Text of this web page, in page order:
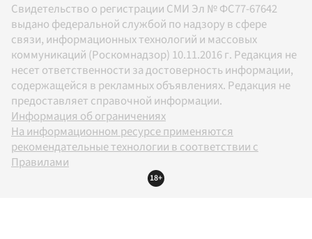
Свидетельство о регистрации СМИ Эл № ФС77-67642
выдано федеральной службой по надзору в сфере
связи, информационных технологий и массовых
коммуникаций (Роскомнадзор) 10.11.2016 г. Редакция не
несет ответственности за достоверность информации,
содержащейся в рекламных объявлениях. Редакция не
предоставляет справочной информации.
Информация об ограничениях
На информационном ресурсе применяются
рекомендательные технологии в соответствии с
Правилами
18+